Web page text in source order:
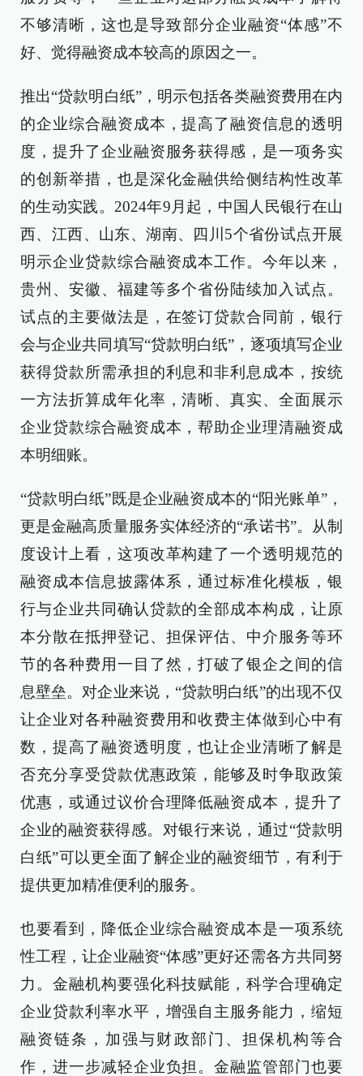
不够清晰，这也是导致部分企业融资“体感”不
好、觉得融资成本较高的原因之一。
推出“贷款明白纸”，明示包括各类融资费用在内
的企业综合融资成本，提高了融资信息的透明
度，提升了企业融资服务获得感，是一项务实
的创新举措，也是深化金融供给侧结构性改革
的生动实践。2024年9月起，中国人民银行在山
西、江西、山东、湖南、四川5个省份试点开展
明示企业贷款综合融资成本工作。今年以来，
贵州、安徽、福建等多个省份陆续加入试点。
试点的主要做法是，在签订贷款合同前，银行
会与企业共同填写“贷款明白纸”，逐项填写企业
获得贷款所需承担的利息和非利息成本，按统
一方法折算成年化率，清晰、真实、全面展示
企业贷款综合融资成本，帮助企业理清融资成
本明细账。
“贷款明白纸”既是企业融资成本的“阳光账单”，
更是金融高质量服务实体经济的“承诺书”。从制
度设计上看，这项改革构建了一个透明规范的
融资成本信息披露体系，通过标准化模板，银
行与企业共同确认贷款的全部成本构成，让原
本分散在抵押登记、担保评估、中介服务等环
节的各种费用一目了然，打破了银企之间的信
息壁垒。对企业来说，“贷款明白纸”的出现不仅
让企业对各种融资费用和收费主体做到心中有
数，提高了融资透明度，也让企业清晰了解是
否充分享受贷款优惠政策，能够及时争取政策
优惠，或通过议价合理降低融资成本，提升了
企业的融资获得感。对银行来说，通过“贷款明
白纸”可以更全面了解企业的融资细节，有利于
提供更加精准便利的服务。
也要看到，降低企业综合融资成本是一项系统
性工程，让企业融资“体感”更好还需各方共同努
力。金融机构要强化科技赋能，科学合理确定
企业贷款利率水平，增强自主服务能力，缩短
融资链条，加强与财政部门、担保机构等合
作，进一步减轻企业负担。金融监管部门也要